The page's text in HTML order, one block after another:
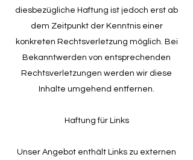
diesbezügliche Haftung ist jedoch erst ab
dem Zeitpunkt der Kenntnis einer
konkreten Rechtsverletzung möglich. Bei
Bekanntwerden von entsprechenden
Rechtsverletzungen werden wir diese
Inhalte umgehend entfernen.
Haftung für Links
Unser Angebot enthält Links zu externen